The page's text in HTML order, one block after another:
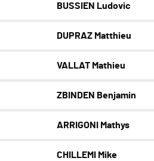
BUSSIEN Ludovic
DUPRAZ Matthieu
VALLAT Mathieu
ZBINDEN Benjamin
ARRIGONI Mathys
CHILLEMI Mike